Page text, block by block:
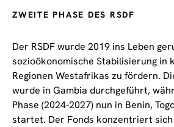
ZWEITE PHASE DES RSDF
Der RSDF wurde 2019 ins Leben
sozioökonomische Stabilisierung in
Regionen Westafrikas zu fördern.
wurde in Gambia durchgeführt,
Phase (2024-2027) nun in Benin,
startet. Der Fonds konzentriert